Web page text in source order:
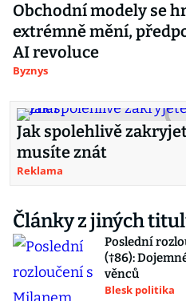
Obchodní modely se
extrémně mění,
AI revoluce
Byznys
Jak spolehlivě
musíte znát
Reklama
Články z jiných
Poslední
(†86):
věnců
Blesk politika